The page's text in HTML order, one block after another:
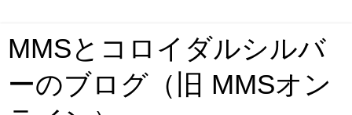
MMSとコロイダルシルバ
ーのブログ（旧 MMSオン